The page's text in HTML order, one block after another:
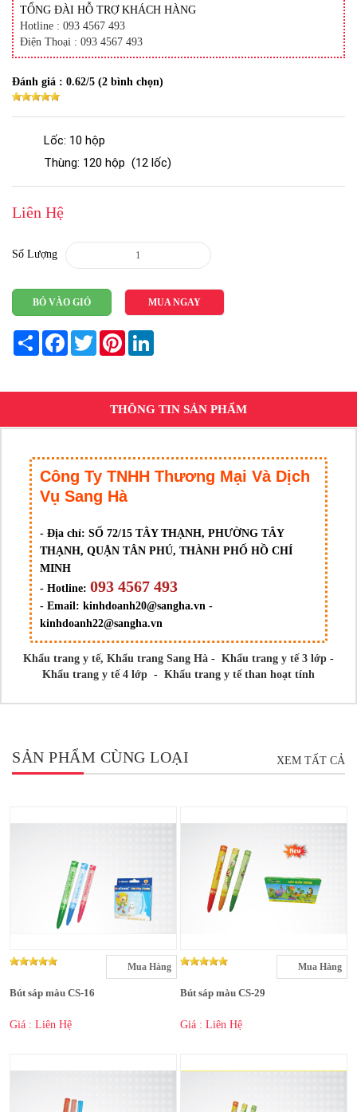
TỔNG ĐÀI HỖ TRỢ KHÁCH HÀNG
Hotline : 093 4567 493
Điện Thoại : 093 4567 493
Đánh giá : 0.62/5 (2 bình chọn)
Lốc: 10 hộp
Thùng: 120 hộp (12 lốc)
Liên Hệ
Số Lượng
BỎ VÀO GIỎ MUA NGAY
Share FacebookTwitterPinterest
THÔNG TIN SẢN PHẨM
Công Ty TNHH Thương Mại Và Dịch
Vụ Sang Hà
- Địa chỉ: SỐ 72/15 TÂY THẠNH, PHƯỜNG TÂY
THẠNH, QUẬN TÂN PHÚ, THÀNH PHỐ HỒ CHÍ
MINH
- Hotline: 093 4567 493
- Email: kinhdoanh20@sangha.vn -
kinhdoanh22@sangha.vn
Khẩu trang y tế, Khẩu trang Sang Hà - Khẩu trang y tế 3 lớp -
Khẩu trang y tế 4 lớp - Khẩu trang y tế than hoạt tính
SẢN PHẨM CÙNG LOẠI XEM TẤT CẢ
Mua Hàng
Bút sáp màu CS-16
Giá : Liên Hệ
Mua Hàng
Bút sáp màu CS-29
Giá : Liên Hệ